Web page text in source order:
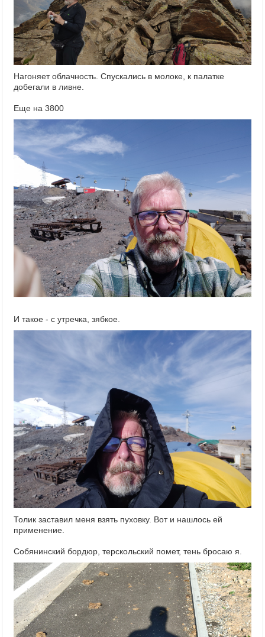
Нагоняет облачность. Спускались в молоке, к палатке
добегали в ливне.
Еще на 3800
И такое - с утречка, зябкое.
Толик заставил меня взять пуховку. Вот и нашлось ей
применение.
Собянинский бордюр, терскольский помет, тень бросаю я.